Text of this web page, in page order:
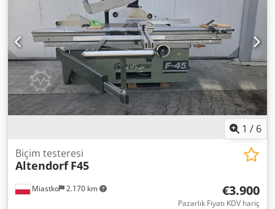
1 / 6
Miastko 2.170 km
Biçim testeresi
Altendorf F45
€3.900
Pazarlık Fiyatı KDV hariç